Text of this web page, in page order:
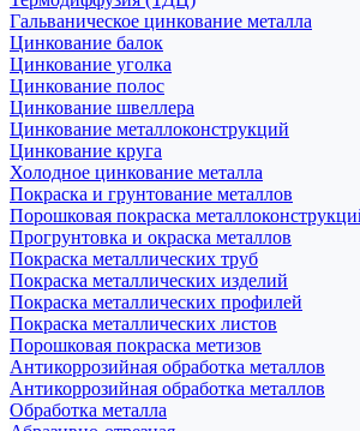
Гальваническое цинкование металла
Цинкование балок
Цинкование уголка
Цинкование полос
Цинкование швеллера
Цинкование металлоконструкций
Цинкование круга
Холодное цинкование металла
Покраска и грунтование металлов
Порошковая покраска
Прогрунтовка и окраска металлов
Покраска металлических труб
Покраска металлических изделий
Покраска металлических профилей
Покраска металлических листов
Порошковая покраска метизов
Антикоррозийная обработка металлов
Антикоррозийная обработка металлов
Обработка металла